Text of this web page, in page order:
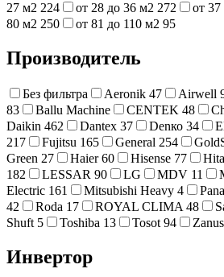
27 м2 224 от 28 до 36 м2 272 от
80 м2 250 от 81 до 110 м2 95
Производитель
Без фильтра Aeronik 47 Airwell
83
Ballu Machine CENTEK 48
Daikin 462 Dantex 37 Denко 34
217
Fujitsu 165 General 254
Green 27 Haier 60 Hisense 77
182
LESSAR 90 LG MDV 11
Electric 161 Mitsubishi Heavy 4
42
Roda 17 ROYAL CLIMA 48
Shuft 5 Toshiba 13 Tosot 94
Инвертор